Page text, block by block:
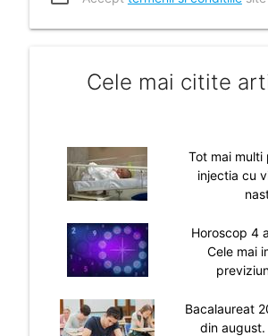
Cele mai citite
Tot mai multi
injectia cu
Horoscop 4
Cele mai
Bacalaureat
din